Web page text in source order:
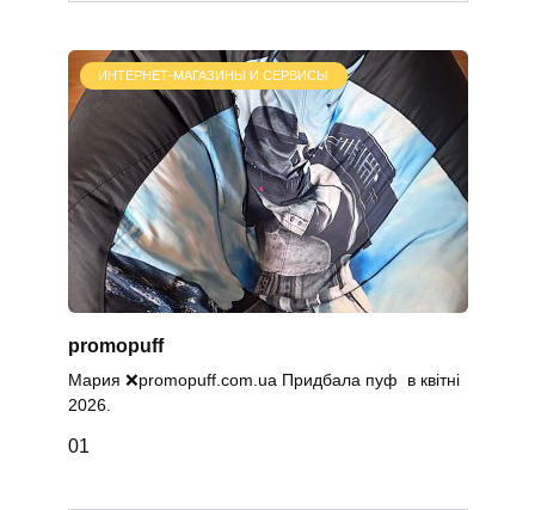
ИНТЕРНЕТ-МАГАЗИНЫ И СЕРВИСЫ
promopuff
Мария ❌promopuff.com.uа Придбала пуф в квітні
2026.
01